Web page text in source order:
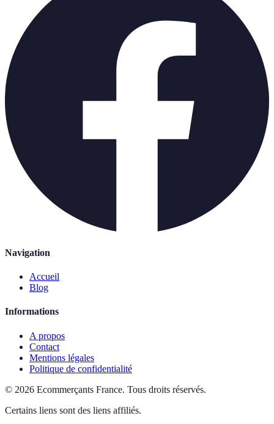
Navigation
Accueil
Blog
Informations
A propos
Contact
Mentions légales
Politique de confidentialité
© 2026 Ecommerçants France. Tous droits réservés.
Certains liens sont des liens affiliés.